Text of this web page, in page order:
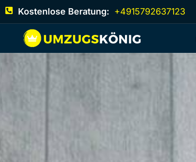
Kostenlose Beratung: +4915792637123